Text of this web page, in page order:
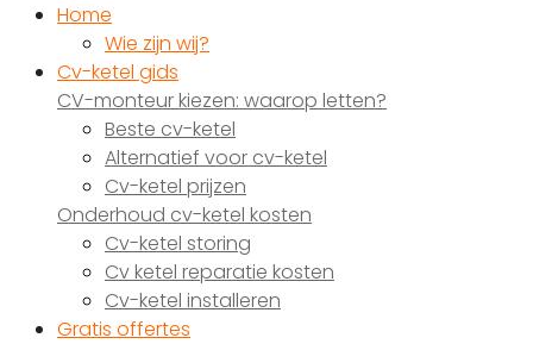
Home
Wie zijn wij?
Cv-ketel gids
CV-monteur kiezen: waarop letten?
Beste cv-ketel
Alternatief voor cv-ketel
Cv-ketel prijzen
Onderhoud cv-ketel kosten
Cv-ketel storing
Cv ketel reparatie kosten
Cv-ketel installeren
Gratis offertes